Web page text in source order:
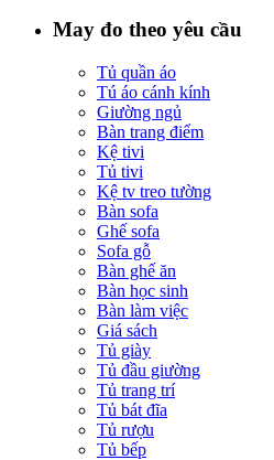
May đo theo yêu cầu
Tủ quần áo
Tú áo cánh kính
Giường ngủ
Bàn trang điểm
Kệ tivi
Tủ tivi
Kệ tv treo tường
Bàn sofa
Ghế sofa
Sofa gỗ
Bàn ghế ăn
Bàn học sinh
Bàn làm việc
Giá sách
Tủ giày
Tủ đầu giường
Tủ trang trí
Tủ bát đĩa
Tủ rượu
Tủ bếp